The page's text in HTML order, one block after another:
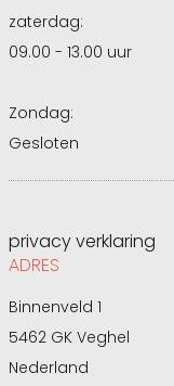
zaterdag:
09.00 - 13.00 uur
Zondag:
Gesloten
privacy verklaring
ADRES
Binnenveld 1
5462 GK Veghel
Nederland